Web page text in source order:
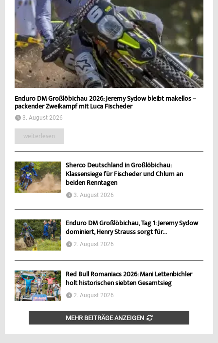
Enduro DM Großlöbichau 2026: Jeremy Sydow bleibt makellos –
packender Zweikampf mit Luca Fischeder
3. August 2026
weiterlesen
Sherco Deutschland in Großlöbichau:
Klassensiege für Fischeder und Chlum an
beiden Renntagen
3. August 2026
Enduro DM Großlöbichau, Tag 1: Jeremy Sydow
dominiert, Henry Strauss sorgt für...
2. August 2026
Red Bull Romaniacs 2026: Mani Lettenbichler
holt historischen siebten Gesamtsieg
2. August 2026
MEHR BEITRÄGE ANZEIGEN